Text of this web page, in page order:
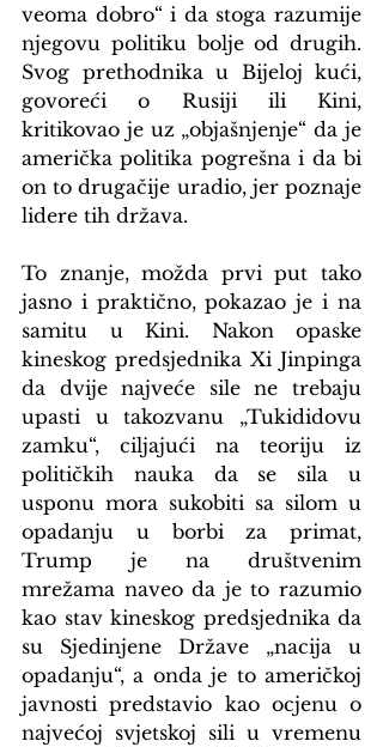
veoma dobro“ i da stoga razumije
njegovu politiku bolje od drugih.
Svog prethodnika u Bijeloj kući,
govoreći o Rusiji ili Kini,
kritikovao je uz „objašnjenje“ da je
američka politika pogrešna i da bi
on to drugačije uradio, jer poznaje
lidere tih država.
To znanje, možda prvi put tako
jasno i praktično, pokazao je i na
samitu u Kini. Nakon opaske
kineskog predsjednika Xi Jinpinga
da dvije najveće sile ne trebaju
upasti u takozvanu „Tukididovu
zamku“, ciljajući na teoriju iz
političkih nauka da se sila u
usponu mora sukobiti sa silom u
opadanju u borbi za primat,
Trump je na društvenim
mrežama naveo da je to razumio
kao stav kineskog predsjednika da
su Sjedinjene Države „nacija u
opadanju“, a onda je to američkoj
javnosti predstavio kao ocjenu o
najvećoj svjetskoj sili u vremenu